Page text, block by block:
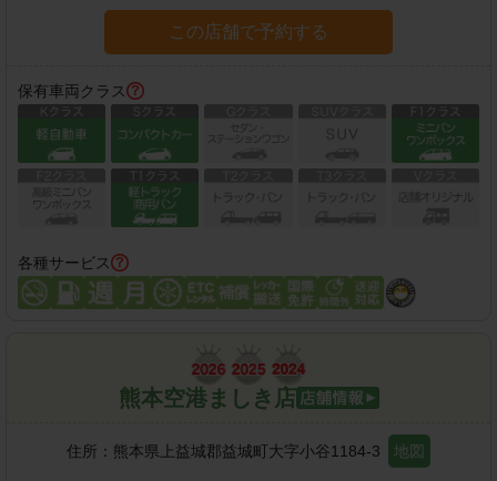
この店舗で予約する
保有車両クラス
各種サービス
熊本空港ましき店
住所： 熊本県上益城郡益城町大字小谷1184-3 地図